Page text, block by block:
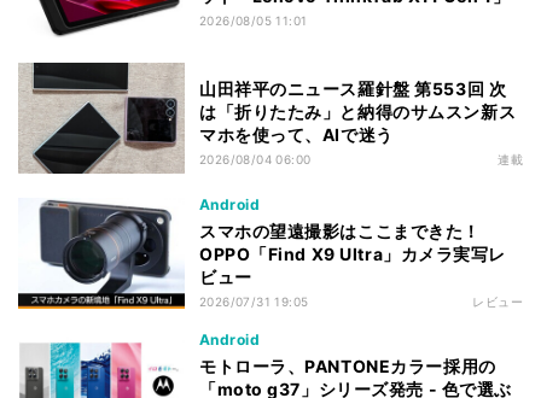
2026/08/05 11:01
山田祥平のニュース羅針盤 第553回 次
は「折りたたみ」と納得のサムスン新ス
マホを使って、AIで迷う
2026/08/04 06:00 連載
Android
スマホの望遠撮影はここまできた！
OPPO「Find X9 Ultra」カメラ実写レ
ビュー
2026/07/31 19:05 レビュー
Android
モトローラ、PANTONEカラー採用の
「moto g37」シリーズ発売 - 色で選ぶ